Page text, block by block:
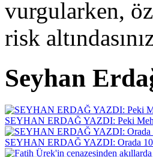
vurgularken,
risk
Seyhan
SEYHAN ERDAĞ YAZDI: Peki
SEYHAN ERDAĞ YAZDI: Orada